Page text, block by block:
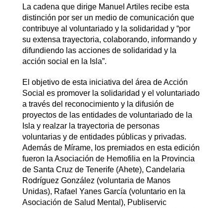
La cadena que dirige Manuel Artiles recibe esta
distinción por ser un medio de comunicación que
contribuye al voluntariado y la solidaridad y “por
su extensa trayectoria, colaborando, informando y
difundiendo las acciones de solidaridad y la
acción social en la Isla”.
El objetivo de esta iniciativa del área de Acción
Social es promover la solidaridad y el voluntariado
a través del reconocimiento y la difusión de
proyectos de las entidades de voluntariado de la
Isla y realzar la trayectoria de personas
voluntarias y de entidades públicas y privadas.
Además de Mírame, los premiados en esta edición
fueron la Asociación de Hemofilia en la Provincia
de Santa Cruz de Tenerife (Ahete), Candelaria
Rodríguez González (voluntaria de Manos
Unidas), Rafael Yanes García (voluntario en la
Asociación de Salud Mental), Publiservic